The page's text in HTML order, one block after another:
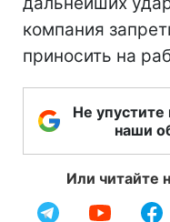
компания
приносить на
Не
наши
Или читайте